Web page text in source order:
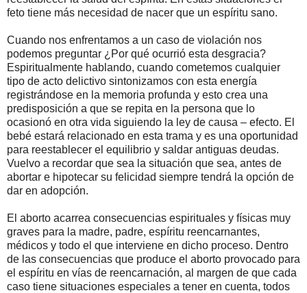
feto tiene más necesidad de nacer que un espíritu sano.
Cuando nos enfrentamos a un caso de violación nos
podemos preguntar ¿Por qué ocurrió esta desgracia?
Espiritualmente hablando, cuando cometemos cualquier
tipo de acto delictivo sintonizamos con esta energía
registrándose en la memoria profunda y esto crea una
predisposición a que se repita en la persona que lo
ocasionó en otra vida siguiendo la ley de causa – efecto. El
bebé estará relacionado en esta trama y es una oportunidad
para reestablecer el equilibrio y saldar antiguas deudas.
Vuelvo a recordar que sea la situación que sea, antes de
abortar e hipotecar su felicidad siempre tendrá la opción de
dar en adopción.
El aborto acarrea consecuencias espirituales y físicas muy
graves para la madre, padre, espíritu reencarnantes,
médicos y todo el que interviene en dicho proceso. Dentro
de las consecuencias que produce el aborto provocado para
el espíritu en vías de reencarnación, al margen de que cada
caso tiene situaciones especiales a tener en cuenta, todos